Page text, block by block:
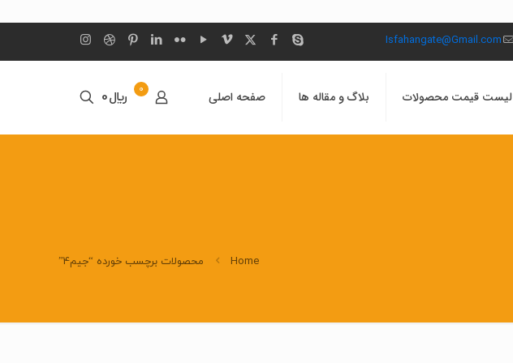
Isfahangate@Gmail.com
لیست قیمت محصولات بلاگ و مقاله ها صفحه اصلی 0 ﷼0
Home محصولات برچسب خورده “جیم4”